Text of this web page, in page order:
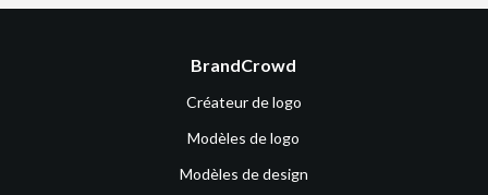
BrandCrowd
Créateur de logo
Modèles de logo
Modèles de design